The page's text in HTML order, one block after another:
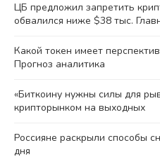
ЦБ предложил запретить
обвалился ниже $38 тыс.
Какой токен имеет
Прогноз аналитика
«Биткоину нужны силы для
крипторынком на выходных
Россияне раскрыли способы
дня